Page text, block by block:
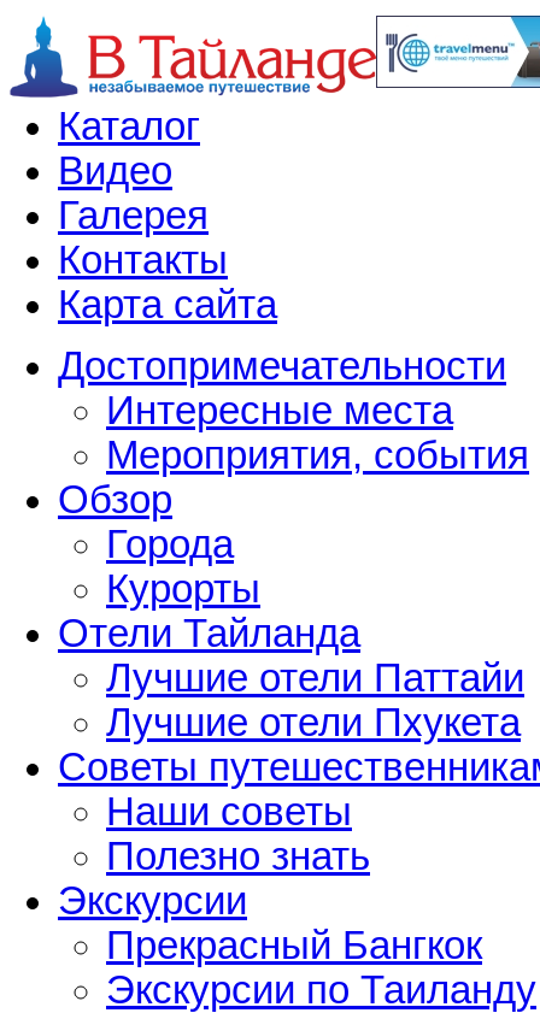
Каталог
Видео
Галерея
Контакты
Карта сайта
Достопримечательности
Интересные места
Мероприятия, события
Обзор
Города
Курорты
Отели Тайланда
Лучшие отели Паттайи
Лучшие отели Пхукета
Советы
Наши советы
Полезно знать
Экскурсии
Прекрасный Бангкок
Экскурсии по Таиланду